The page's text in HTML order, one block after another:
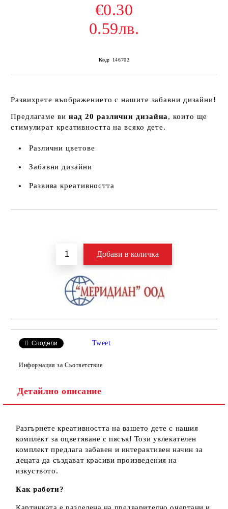
€0.30
0.59лв.
Код: 146702
Развихрете въображението с нашите забавни дизайни!
Предлагаме ви над 20 различни дизайна, които ще
стимулират креативността на всяко дете.
Различни цветове
Забавни дизайни
Развива креативността
Сподели Tweet
Информация за Съответствие
Детайлно описание
Разгърнете креативността на вашето дете с нашия
комплект за оцветяване с пясък! Този увлекателен
комплект предлага забавен и интерактивен начин за
децата да създават красиви произведения на
изкуството.
Как работи?